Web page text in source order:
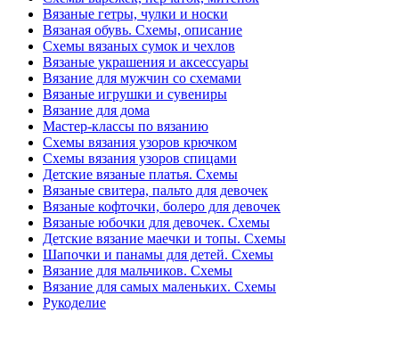
Вязаные гетры, чулки и носки
Вязаная обувь. Схемы, описание
Схемы вязаных сумок и чехлов
Вязаные украшения и аксессуары
Вязание для мужчин со схемами
Вязаные игрушки и сувениры
Вязание для дома
Мастер-классы по вязанию
Схемы вязания узоров крючком
Схемы вязания узоров спицами
Детские вязаные платья. Схемы
Вязаные свитера, пальто для девочек
Вязаные кофточки, болеро для девочек
Вязаные юбочки для девочек. Схемы
Детские вязание маечки и топы. Схемы
Шапочки и панамы для детей. Схемы
Вязание для мальчиков. Схемы
Вязание для самых маленьких. Схемы
Рукоделие